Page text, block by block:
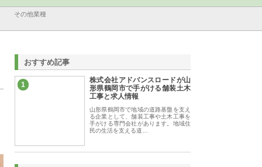
その他業種
おすすめ記事
1
株式会社アドバンスロードが山
形県鶴岡市で手がける舗装土木
工事と求人情報
山形県鶴岡市で地域の道路基盤を支え
る企業として、舗装工事や土木工事を
手がける専門会社があります。地域住
民の生活を支える道…